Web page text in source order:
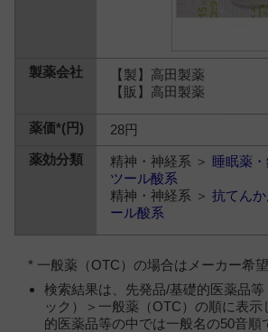
【製】高田製薬
【販】高田製薬
28円
精神・神経系 ＞ 睡眠薬
ツール酸系
精神・神経系 ＞抗てん
ール酸系
* 一般薬（OTC）の場合はメーカー希
検索結果は、先発品/基礎的医薬品等
ック）＞一般薬（OTC）の順に表
的医薬品等の中では一般名の50音順